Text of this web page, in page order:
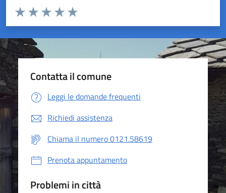
Valuta da 1 a 5 stelle la pagina
Valuta 5 stelle su 5
Valuta 4 stelle su 5
Valuta 3 stelle su 5
Valuta 2 stelle su 5
Valuta 1 stelle su 5
Contatta il comune
Leggi le domande frequenti
Richiedi assistenza
Chiama il numero 0121.58619
Prenota appuntamento
Problemi in città